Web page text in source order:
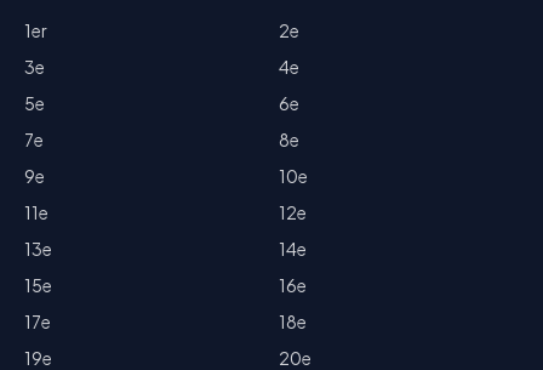
1er
2e
3e
4e
5e
6e
7e
8e
9e
10e
11e
12e
13e
14e
15e
16e
17e
18e
19e
20e